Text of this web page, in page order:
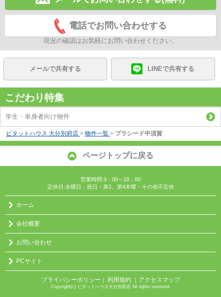
電話でお問い合わせする
現況の確認はお気軽にお問い合わせください。
メールで共有する LINEで共有する
こだわり特集
学生・単身者向け物件
ピタットハウス 大分別府店 > 物件一覧 > プラシード中須賀
ページトップに戻る
営業時間:9：00～18：00
定休日:水曜日・祝日・第2、第4木曜・その他不定休
ホーム
会社概要
お問い合わせ
PCサイト
プライバシーポリシー 利用規約 ｜アクセスマップ
Copyright(c) ピタットハウス大分別府店 All rights reserved.